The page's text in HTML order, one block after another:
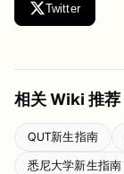
Twitter
相关 Wiki 推荐
QUT新生指南
悉尼大学新生指南